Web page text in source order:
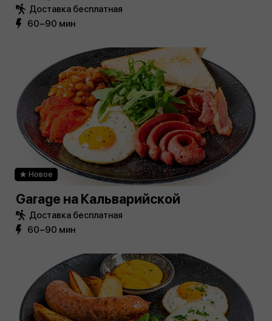
Доставка бесплатная
60−90 мин
Новое
Garage на Кальварийской
Доставка бесплатная
60−90 мин